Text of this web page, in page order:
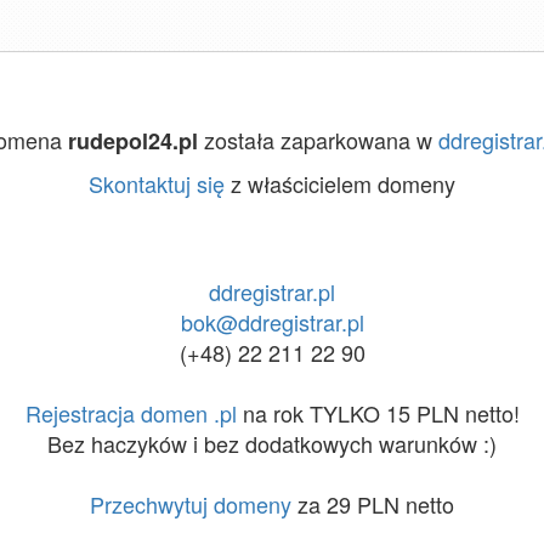
rudepol24.pl została zaparkowana w
Skontaktuj sięz właścicielem domeny
ddregistrar.pl
bok@ddregistrar.pl
(+48) 22 211 22 90
Rejestracja domen .pl na rok TYLKO 15 PLN netto!
Bez haczyków i bez dodatkowych warunków :)
Przechwytuj domenyza 29 PLN netto